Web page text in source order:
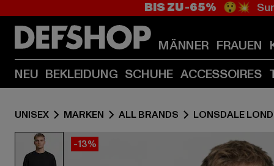
BIS ZU -65% 😲💥
MÄNNER FRAUEN
NEU BEKLEIDUNG SCHUHE ACCESSOIRES
UNISEX MARKEN ALL BRANDS LONSDALE
-13%